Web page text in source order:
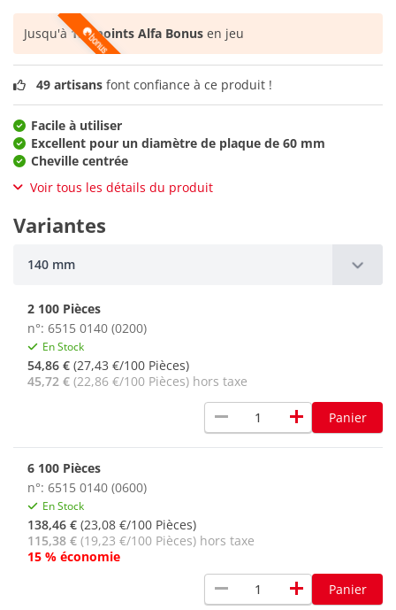
Jusqu'à151 points Alfa Bonus en jeu
49 artisans font confiance à ce produit !
Facile à utiliser
Excellent pour un diamètre de plaque de 60 mm
Cheville centrée
Voir tous les détails du produit
Variantes
140 mm
2 100 Pièces
n°: 6515 0140 (0200)
En Stock
54,86 € (27,43 €/100 Pièces)
45,72 € (22,86 €/100 Pièces) hors taxe
remove add Panier
6 100 Pièces
n°: 6515 0140 (0600)
En Stock
138,46 € (23,08 €/100 Pièces)
115,38 € (19,23 €/100 Pièces) hors taxe
15 % économie
remove add Panier